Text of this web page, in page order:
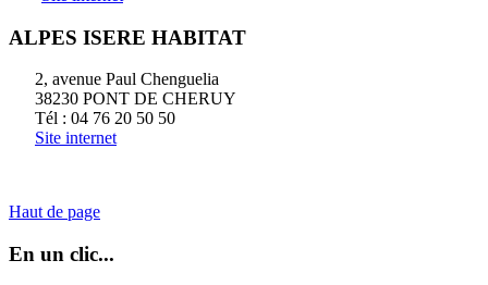
ALPES ISERE HABITAT
2, avenue Paul Chenguelia
38230 PONT DE CHERUY
Tél : 04 76 20 50 50
Site internet
Haut de page
En un clic...